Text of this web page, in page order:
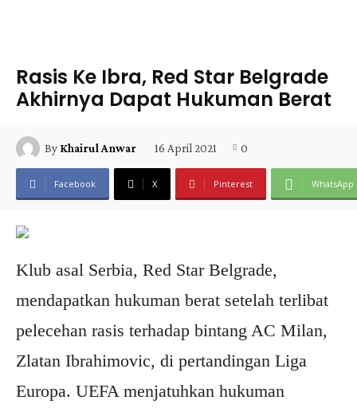
Rasis Ke Ibra, Red Star Belgrade
Akhirnya Dapat Hukuman Berat
By Khairul Anwar 16 April 2021 0
Facebook X Pinterest WhatsApp
Klub asal Serbia, Red Star Belgrade,
mendapatkan hukuman berat setelah terlibat
pelecehan rasis terhadap bintang AC Milan,
Zlatan Ibrahimovic, di pertandingan Liga
Europa. UEFA menjatuhkan hukuman